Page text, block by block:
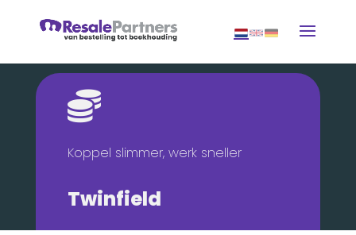
Koppel slimmer, werk sneller
Twinfield
